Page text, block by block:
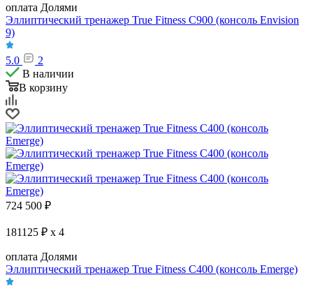
оплата Долями
Эллиптический тренажер True Fitness C900 (консоль Envision
9)
5.0
2
В наличии
В корзину
724 500 ₽
181125 ₽ x 4
оплата Долями
Эллиптический тренажер True Fitness C400 (консоль Emerge)